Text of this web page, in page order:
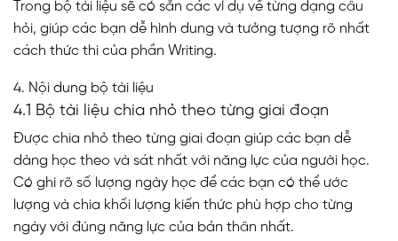
Trong bộ tài liệu sẽ có sẵn các ví dụ về từng dạng câu
hỏi, giúp các bạn dễ hình dung và tưởng tượng rõ nhất
cách thức thi của phần Writing.
4. Nội dung bộ tài liệu
4.1 Bộ tài liệu chia nhỏ theo từng giai đoạn
Được chia nhỏ theo từng giai đoạn giúp các bạn dễ
dàng học theo và sát nhất với năng lực của người học.
Có ghi rõ số lượng ngày học để các bạn có thể ước
lượng và chia khối lượng kiến thức phù hợp cho từng
ngày với đúng năng lực của bản thân nhất.